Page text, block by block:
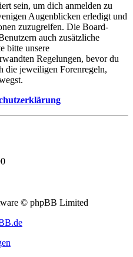
sein, um dich anmelden zu
Augenblicken erledigt und
zuzugreifen. Die Board-
auch zusätzliche
bitte unsere
Regelungen, bevor du
die jeweiligen Forenregeln,
© phpBB Limited